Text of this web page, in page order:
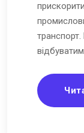
транспорт.